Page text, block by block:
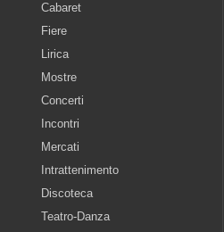
Cabaret
Fiere
Lirica
Mostre
Concerti
Incontri
Mercati
Intrattenimento
Discoteca
Teatro-Danza